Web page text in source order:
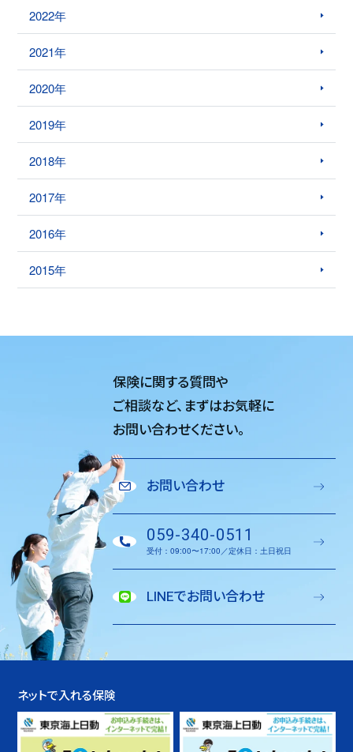
2022年
2021年
2020年
2019年
2018年
2017年
2016年
2015年
保険に関する質問や
ご相談など、 まずはお気軽に
お問い合わせください。
お問い合わせ
059-340-0511
受付：09:00〜17:00／定休日：土日祝日
LINEでお問い合わせ
ネットで入れる保険